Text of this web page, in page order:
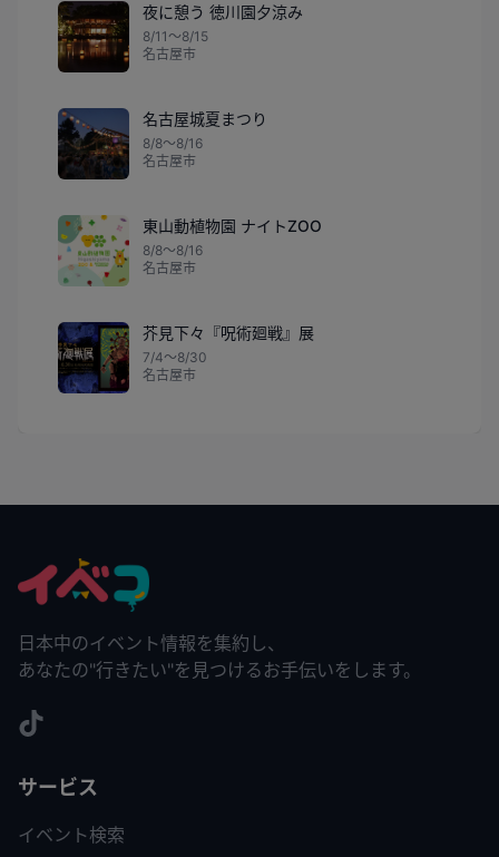
夜に憩う 徳川園夕涼み
8/11〜8/15
名古屋市
名古屋城夏まつり
8/8〜8/16
名古屋市
東山動植物園 ナイトZOO
8/8〜8/16
名古屋市
芥見下々『呪術廻戦』展
7/4〜8/30
名古屋市
日本中のイベント情報を集約し、
あなたの"行きたい"を見つけるお手伝いをします。
サービス
イベント検索